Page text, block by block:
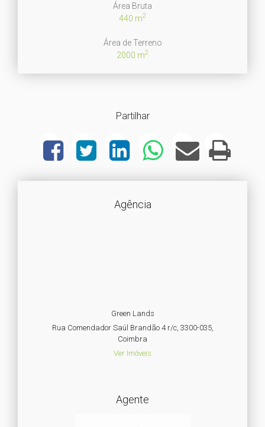
Área Bruta
440 m2
Área de Terreno
2000 m2
Partilhar
Agência
Green Lands
Rua Comendador Saúl Brandão 4 r/c, 3300-035,
Coimbra
Ver Imóveis
Agente